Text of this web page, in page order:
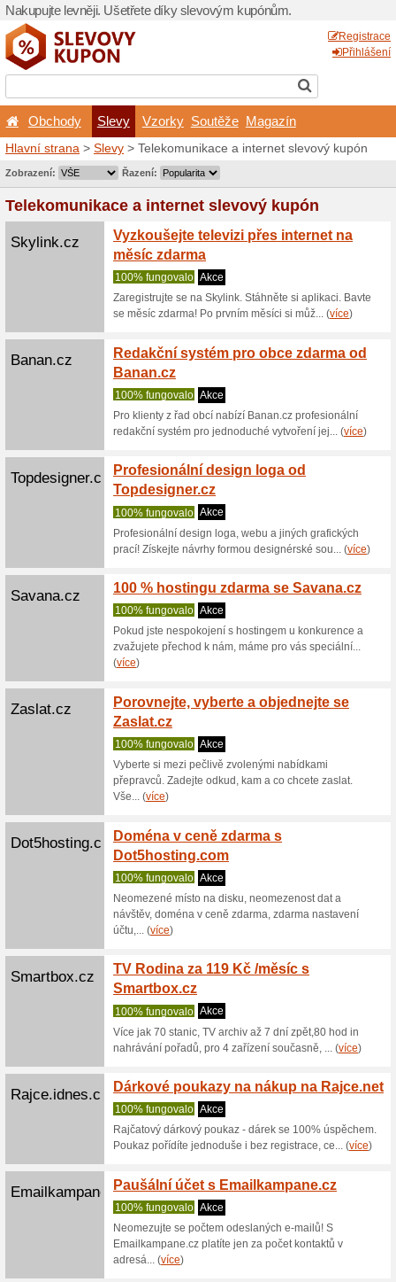
Nakupujte levněji.
Obchody Slevy
Hlavní strana>Slevy>
Zobrazení: Řazení:
Telekomunikace a
Skylink.cz
měsíc
100%
se měsíc
Banan.cz
Pro
redakční
Topdesigner.cz